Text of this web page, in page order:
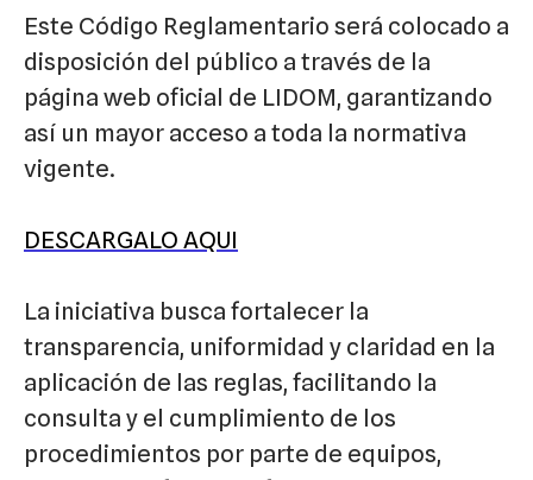
Este Código Reglamentario será colocado a
disposición del público a través de la
página web oficial de LIDOM, garantizando
así un mayor acceso a toda la normativa
vigente.
DESCARGALO AQUI
La iniciativa busca fortalecer la
transparencia, uniformidad y claridad en la
aplicación de las reglas, facilitando la
consulta y el cumplimiento de los
procedimientos por parte de equipos,